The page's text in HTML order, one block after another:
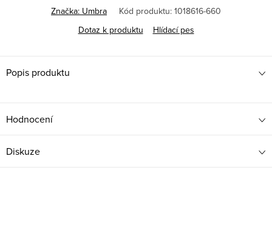
Značka: Umbra Kód produktu: 1018616-660
Dotaz k produktu
Hlídací pes
Popis produktu
Hodnocení
Diskuze